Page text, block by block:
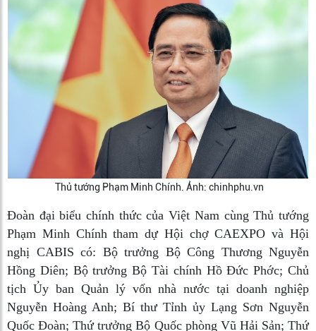
Thủ tướng Phạm Minh Chính. Ảnh: chinhphu.vn
Đoàn đại biểu chính thức của Việt Nam cùng Thủ tướng
Phạm Minh Chính tham dự Hội chợ CAEXPO và Hội
nghị CABIS có: Bộ trưởng Bộ Công Thương Nguyễn
Hồng Diên; Bộ trưởng Bộ Tài chính Hồ Đức Phớc; Chủ
tịch Ủy ban Quản lý vốn nhà nước tại doanh nghiệp
Nguyễn Hoàng Anh; Bí thư Tỉnh ủy Lạng Sơn Nguyễn
Quốc Đoàn; Thứ trưởng Bộ Quốc phòng Vũ Hải Sản; Thứ